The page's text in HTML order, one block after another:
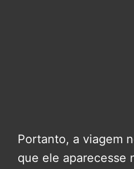
Portanto, a viagem
que ele aparecesse